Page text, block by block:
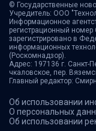
© Государственные
Учредитель: ООО
Информационное
регистрационный
зарегистрировано в
информационных
(Роскомнадзор).
Адрес: 197136 г. Санкт-
чкаловское, пер.
Главный редактор:
Об использовании
О персональных
Об использовании